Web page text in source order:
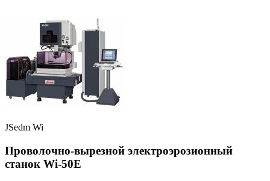
JSedm Wi
Проволочно-вырезной электроэрозионный
станок Wi-50E